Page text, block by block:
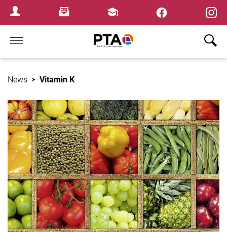
Login MenuNewsletterFortbildungen
Home
News Vitamin K
×